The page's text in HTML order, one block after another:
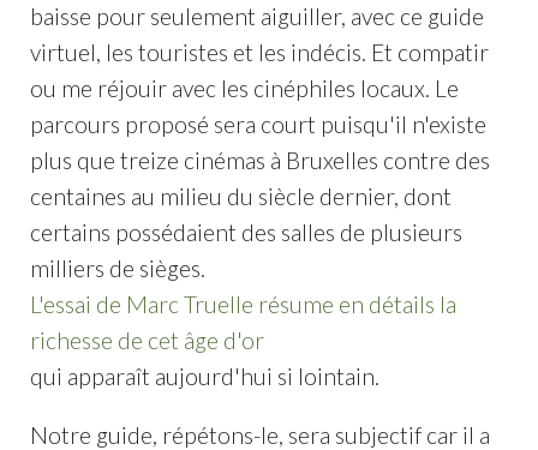
baisse pour seulement aiguiller, avec ce guide
virtuel, les touristes et les indécis. Et compatir
ou me réjouir avec les cinéphiles locaux. Le
parcours proposé sera court puisqu'il n'existe
plus que treize cinémas à Bruxelles contre des
centaines au milieu du siècle dernier, dont
certains possédaient des salles de plusieurs
milliers de sièges.
L'essai de Marc Truelle résume en détails la
richesse de cet âge d'or
qui apparaît aujourd'hui si lointain.
Notre guide, répétons-le, sera subjectif car il a